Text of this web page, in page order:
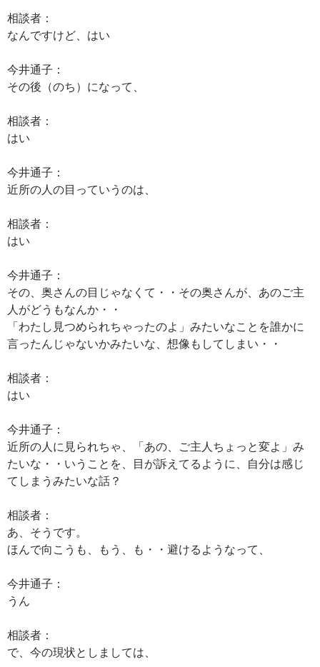
相談者：
なんですけど、はい
今井通子：
その後（のち）になって、
相談者：
はい
今井通子：
近所の人の目っていうのは、
相談者：
はい
今井通子：
その、奥さんの目じゃなくて・・その奥さんが、あのご主
人がどうもなんか・・
「わたし見つめられちゃったのよ」みたいなことを誰かに
言ったんじゃないかみたいな、想像もしてしまい・・
相談者：
はい
今井通子：
近所の人に見られちゃ、「あの、ご主人ちょっと変よ」み
たいな・・いうことを、目が訴えてるように、自分は感じ
てしまうみたいな話？
相談者：
あ、そうです。
ほんで向こうも、もう、も・・避けるようなって、
今井通子：
うん
相談者：
で、今の現状としましては、